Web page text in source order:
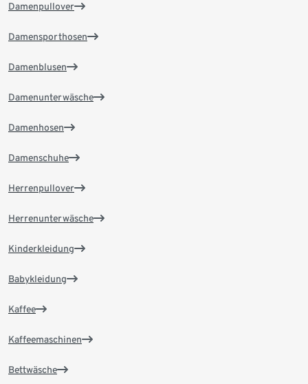
Damenpullover
Damensporthosen
Damenblusen
Damenunterwäsche
Damenhosen
Damenschuhe
Herrenpullover
Herrenunterwäsche
Kinderkleidung
Babykleidung
Kaffee
Kaffeemaschinen
Bettwäsche